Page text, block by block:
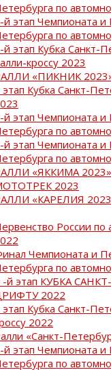
по
й этап Чемпионата и
по
й этап Кубка Санкт-
кроссу 2023
«ПИКНИК
этап Кубка Санкт-
й этап Чемпионата и
по
й этап Чемпионата и
по
«ЯККИМА 2023»
2023
«КАРЕЛИЯ
России по
Чемпионата и
по
-й этап КУБКА
2022
этап Кубка Санкт-
2022
«Санкт-
й этап Чемпионата и
по